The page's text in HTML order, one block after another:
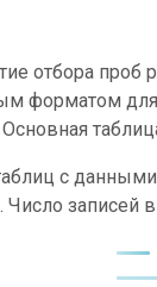
отбора проб
форматом
с
Число